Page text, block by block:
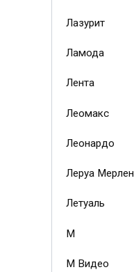
Лазурит
Ламода
Лента
Леомакс
Леонардо
Леруа Мерлен
Летуаль
М
М Видео